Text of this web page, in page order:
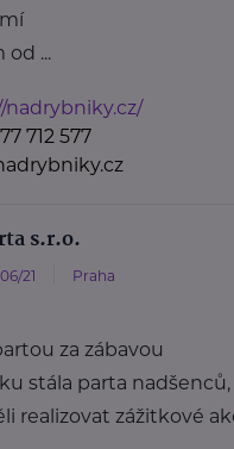
od ...
nadrybniky.cz/
712 577
s.r.o.
21 Praha
za zábavou
stála parta nadšenců,
realizovat zážitkové